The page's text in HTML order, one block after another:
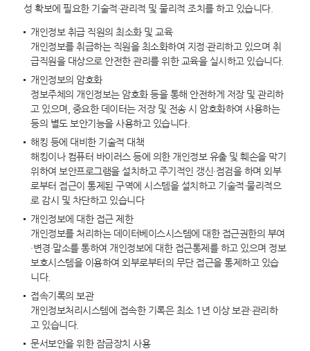
성 확보에 필요한 기술적·관리적 및 물리적 조치를 하고 있습니다.
개인정보 취급 직원의 최소화 및 교육
개인정보를 취급하는 직원을 최소화하여 지정·관리하고 있으며 취
급직원을 대상으로 안전한 관리를 위한 교육을 실시하고 있습니다.
개인정보의 암호화
정보주체의 개인정보는 암호화 등을 통해 안전하게 저장 및 관리하
고 있으며, 중요한 데이터는 저장 및 전송 시 암호화하여 사용하는
등의 별도 보안기능을 사용하고 있습니다.
해킹 등에 대비한 기술적 대책
해킹이나 컴퓨터 바이러스 등에 의한 개인정보 유출 및 훼손을 막기
위하여 보안프로그램을 설치하고 주기적인 갱신·점검을 하며 외부
로부터 접근이 통제된 구역에 시스템을 설치하고 기술적·물리적으
로 감시 및 차단하고 있습니다
개인정보에 대한 접근 제한
개인정보를 처리하는 데이터베이스시스템에 대한 접근권한의 부여
·변경·말소를 통하여 개인정보에 대한 접근통제를 하고 있으며 정보
보호시스템을 이용하여 외부로부터의 무단 접근을 통제하고 있습
니다.
접속기록의 보관
개인정보처리시스템에 접속한 기록은 최소 1년 이상 보관·관리하
고 있습니다.
문서보안을 위한 잠금장치 사용